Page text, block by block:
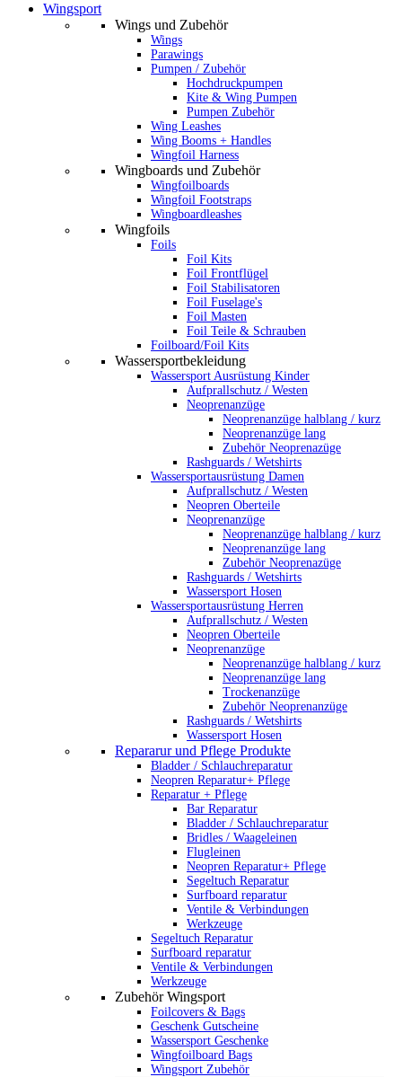
Wingsport
Wings und Zubehör
Wings
Parawings
Pumpen / Zubehör
Hochdruckpumpen
Kite & Wing Pumpen
Pumpen Zubehör
Wing Leashes
Wing Booms + Handles
Wingfoil Harness
Wingboards und Zubehör
Wingfoilboards
Wingfoil Footstraps
Wingboardleashes
Wingfoils
Foils
Foil Kits
Foil Frontflügel
Foil Stabilisatoren
Foil Fuselage's
Foil Masten
Foil Teile & Schrauben
Foilboard/Foil Kits
Wassersportbekleidung
Wassersport Ausrüstung Kinder
Aufprallschutz / Westen
Neoprenanzüge
Neoprenanzüge halblang / kurz
Neoprenanzüge lang
Zubehör Neoprenazüge
Rashguards / Wetshirts
Wassersportausrüstung Damen
Aufprallschutz / Westen
Neopren Oberteile
Neoprenanzüge
Neoprenanzüge halblang / kurz
Neoprenanzüge lang
Zubehör Neoprenazüge
Rashguards / Wetshirts
Wassersport Hosen
Wassersportausrüstung Herren
Aufprallschutz / Westen
Neopren Oberteile
Neoprenanzüge
Neoprenanzüge halblang / kurz
Neoprenanzüge lang
Trockenanzüge
Zubehör Neoprenanzüge
Rashguards / Wetshirts
Wassersport Hosen
Repararur und Pflege Produkte
Bladder / Schlauchreparatur
Neopren Reparatur+ Pflege
Reparatur + Pflege
Bar Reparatur
Bladder / Schlauchreparatur
Bridles / Waageleinen
Flugleinen
Neopren Reparatur+ Pflege
Segeltuch Reparatur
Surfboard reparatur
Ventile & Verbindungen
Werkzeuge
Segeltuch Reparatur
Surfboard reparatur
Ventile & Verbindungen
Werkzeuge
Zubehör Wingsport
Foilcovers & Bags
Geschenk Gutscheine
Wassersport Geschenke
Wingfoilboard Bags
Wingsport Zubehör